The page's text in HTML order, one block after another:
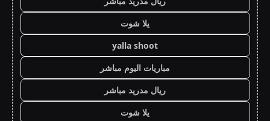
يلا شوت
yalla shoot
مباريات اليوم مباشر
ريال مدريد مباشر
يلا شوت